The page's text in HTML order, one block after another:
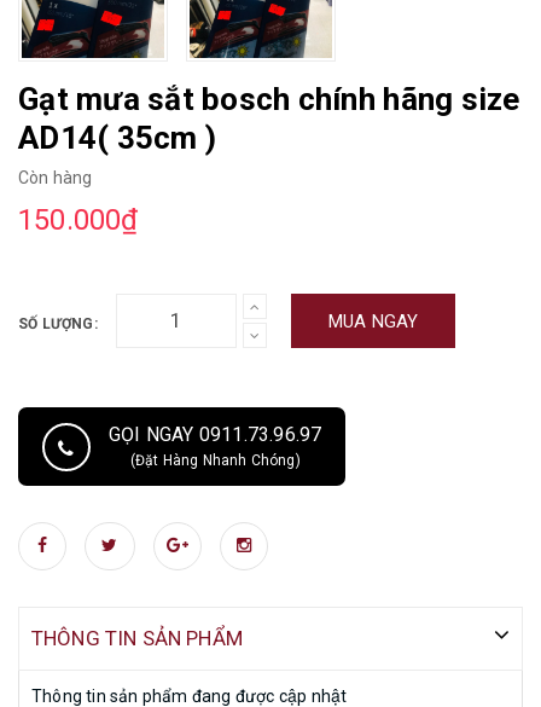
Gạt mưa sắt bosch chính hãng size
AD14( 35cm )
Còn hàng
150.000₫
SỐ LƯỢNG: MUA NGAY
GỌI NGAY 0911.73.96.97
(Đặt Hàng Nhanh Chóng)
THÔNG TIN SẢN PHẨM
Thông tin sản phẩm đang được cập nhật